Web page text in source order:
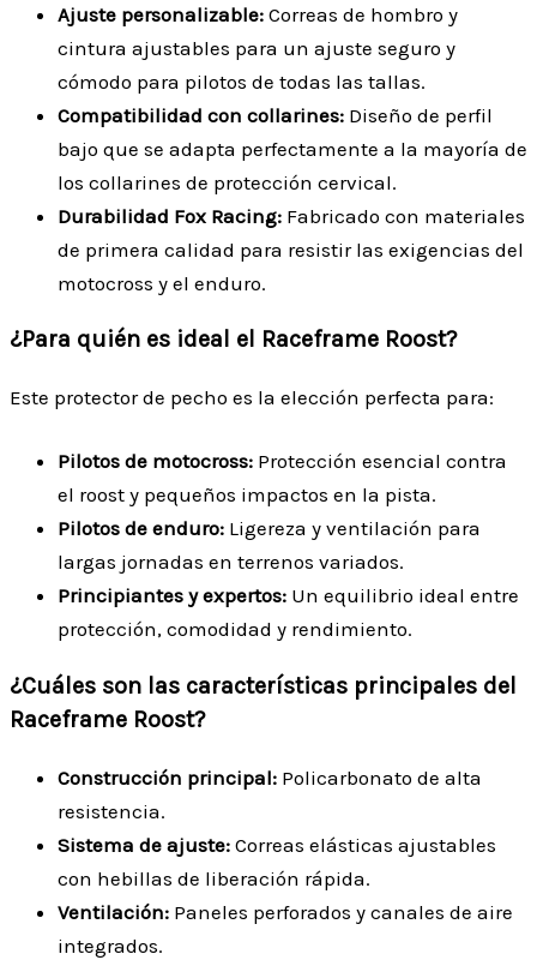
Ajuste personalizable: Correas de hombro y
cintura ajustables para un ajuste seguro y
cómodo para pilotos de todas las tallas.
Compatibilidad con collarines: Diseño de perfil
bajo que se adapta perfectamente a la mayoría de
los collarines de protección cervical.
Durabilidad Fox Racing: Fabricado con materiales
de primera calidad para resistir las exigencias del
motocross y el enduro.
¿Para quién es ideal el Raceframe Roost?
Este protector de pecho es la elección perfecta para:
Pilotos de motocross: Protección esencial contra
el roost y pequeños impactos en la pista.
Pilotos de enduro: Ligereza y ventilación para
largas jornadas en terrenos variados.
Principiantes y expertos: Un equilibrio ideal entre
protección, comodidad y rendimiento.
¿Cuáles son las características principales del
Raceframe Roost?
Construcción principal: Policarbonato de alta
resistencia.
Sistema de ajuste: Correas elásticas ajustables
con hebillas de liberación rápida.
Ventilación: Paneles perforados y canales de aire
integrados.